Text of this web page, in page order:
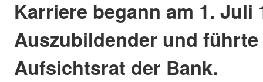
Karriere begann am 1. Juli
Auszubildender und
Aufsichtsrat der Bank.